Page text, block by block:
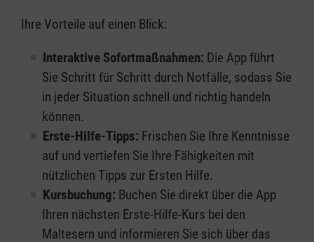
Ihre Vorteile auf einen Blick:
Interaktive Sofortmaßnahmen: Die App führt
Sie Schritt für Schritt durch Notfälle, sodass Sie
in jeder Situation schnell und richtig handeln
können.
Erste-Hilfe-Tipps: Frischen Sie Ihre Kenntnisse
auf und vertiefen Sie Ihre Fähigkeiten mit
nützlichen Tipps zur Ersten Hilfe.
Kursbuchung: Buchen Sie direkt über die App
Ihren nächsten Erste-Hilfe-Kurs bei den
Maltesern und informieren Sie sich über das